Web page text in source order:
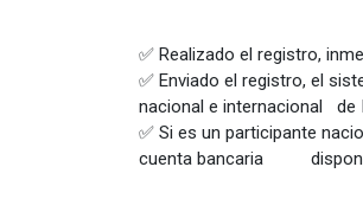
✅ Realizado el registro,
✅ Enviado el registro, el
nacional e internacional de
✅ Si es un participante
cuenta bancaria